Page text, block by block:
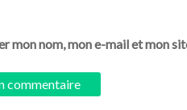
mon nom, mon e-mail et mon